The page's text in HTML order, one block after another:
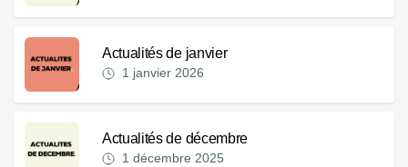
Actualités de janvier
1 janvier 2026
Actualités de décembre
1 décembre 2025